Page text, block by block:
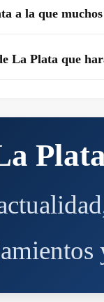
a la que
La Plata que